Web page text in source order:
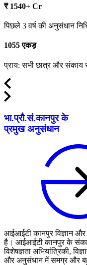
₹ 1540+ Cr
पिछले 3 वर्ष की अनुसंधान
1055 एकड़
प्राय: सभी छात्र और संकाय
भा.प्रौ.सं.कानपुर के
प्रमुख अनुसंधान
आईआईटी कानपुर विज्ञान और
है। आईआईटी कानपुर के
विशेषज्ञता अभियांत्रिकी,
और अनुसंधान में समग्र और